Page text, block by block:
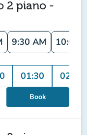
2 piano -
9:30 AM 10:00
01:30 02:00
Book